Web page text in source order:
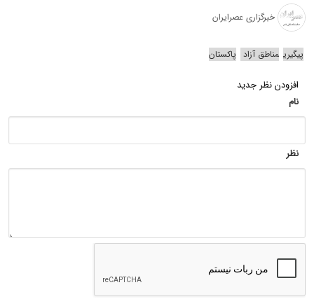
خبرگزاری عصرایران
پیگیری مناطق آزاد پاکستان
افزودن نظر جدید
نام
نظر